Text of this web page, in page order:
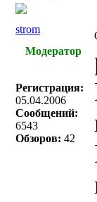
strom
Модератор
Регистрация:
05.04.2006
Сообщений:
6543
Обзоров: 42